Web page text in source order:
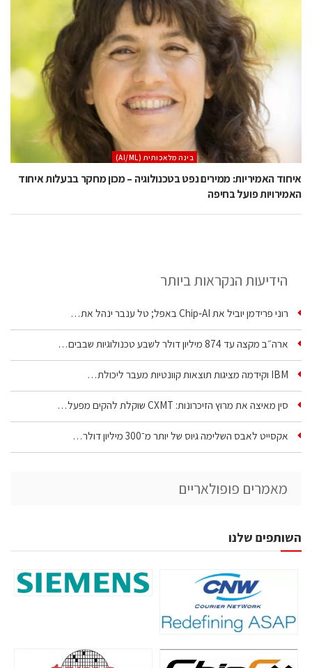
בינה מלאכותית (AI/ML)
איחוד האמיריות: ממירים נפט בטכנולוגיה – מכון מחקר בבעלות איחוד
האמירויות פועל בחיפה
הידיעות הנקראות ביותר
רוני פרידמן יוביל את Chip‑AI באפל; טל ענבר ינהל את…
ארה״ב מקצה עד 874 מיליון דולר לשבע טכנולוגיות שבבים…
IBM וקידמה מציגות תוצאות קוונטיות מעבר ליכולת…
סין מאיצה את מרוץ הזיכרונות: CXMT שוקלת להקים מפעל…
אקסייט לאבס השלימה גיוס של יותר מ־300 מיליון דולר…
מאמרים פופולאריים
השותפים שלנו